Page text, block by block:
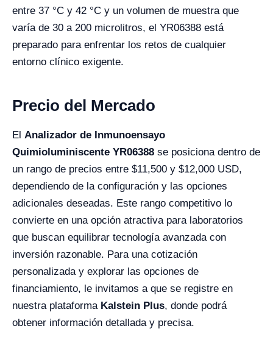
entre 37 °C y 42 °C y un volumen de muestra que
varía de 30 a 200 microlitros, el YR06388 está
preparado para enfrentar los retos de cualquier
entorno clínico exigente.
Precio del Mercado
El Analizador de Inmunoensayo
Quimioluminiscente YR06388 se posiciona dentro de
un rango de precios entre $11,500 y $12,000 USD,
dependiendo de la configuración y las opciones
adicionales deseadas. Este rango competitivo lo
convierte en una opción atractiva para laboratorios
que buscan equilibrar tecnología avanzada con
inversión razonable. Para una cotización
personalizada y explorar las opciones de
financiamiento, le invitamos a que se registre en
nuestra plataforma Kalstein Plus, donde podrá
obtener información detallada y precisa.